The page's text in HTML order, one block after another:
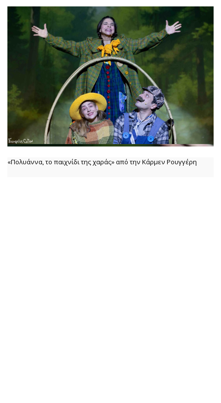
«Πολυάννα, το παιχνίδι της χαράς» από την Κάρμεν Ρουγγέρη